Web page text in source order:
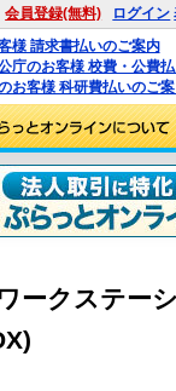
会員登録(無料) ログイン
様 請求書払いのご案内
庁のお客様 校費・公費
お客様 科研費払いのご
ークステー